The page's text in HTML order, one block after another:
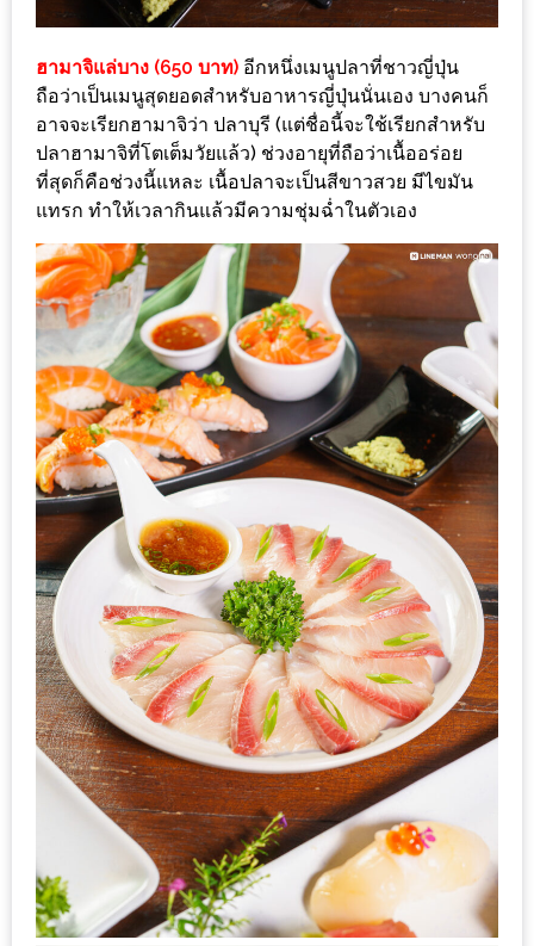
หิว
ติดต่อ
น้า
อ้วน
ติดต่อ
อ้วน
น้า
อ้วน
ชวน
คุย
นโยบาย
ความ
เป็น
ส่วน
ตัว
นโยบาย
ความ
เป็น
ส่วน
ตัว
ประกาศ
ผล
ผู้
ฮามาจิแล่บาง (650 บาท) อีกหนึ่งเมนูปลาที่ชาวญี่ปุ่น
ถือว่าเป็นเมนูสุดยอดสำหรับอาหารญี่ปุ่นนั่นเอง บางคนก็
อาจจะเรียกฮามาจิว่า ปลาบุรี (แต่ชื่อนี้จะใช้เรียกสำหรับ
ปลาฮามาจิที่โตเต็มวัยแล้ว) ช่วงอายุที่ถือว่าเนื้ออร่อย
ที่สุดก็คือช่วงนี้แหละ เนื้อปลาจะเป็นสีขาวสวย มีไขมัน
แทรก ทำให้เวลากินแล้วมีความชุ่มฉ่ำในตัวเอง